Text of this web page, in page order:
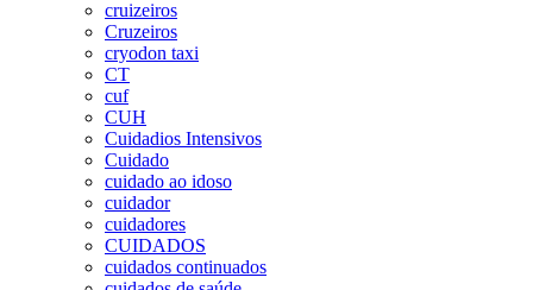
cruizeiros
Cruzeiros
cryodon taxi
CT
cuf
CUH
Cuidadios Intensivos
Cuidado
cuidado ao idoso
cuidador
cuidadores
CUIDADOS
cuidados continuados